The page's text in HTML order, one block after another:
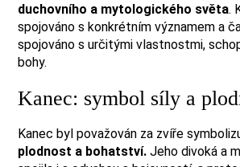
duchovního a mytologického světa.
spojováno s konkrétním významem a
spojováno s určitými vlastnostmi,
bohy.
Kanec: symbol síly a
Kanec byl považován za zvíře
plodnost a bohatství. Jeho divoká a